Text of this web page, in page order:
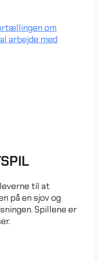
om
arbejde med
til at
på en sjov og
Spillene er